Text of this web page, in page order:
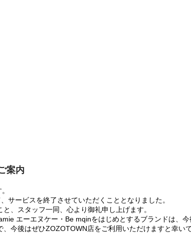
案内
サービスを終了させていただくこととなりました。
、スタッフ一同、心より御礼申し上げます。
エーエヌケー・Be mqinをはじめとするブランドは、
今後はぜひZOZOTOWN店をご利用いただけますと幸いで